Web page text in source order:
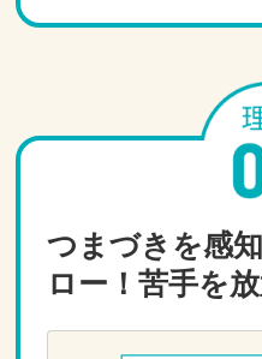
つまづきを感
ロー！苦手を